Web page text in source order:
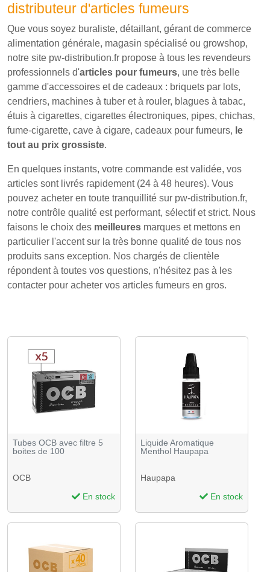
distributeur d'articles fumeurs
Que vous soyez buraliste, détaillant, gérant de commerce
alimentation générale, magasin spécialisé ou growshop,
notre site pw-distribution.fr propose à tous les revendeurs
professionnels d'articles pour fumeurs, une très belle
gamme d'accessoires et de cadeaux : briquets par lots,
cendriers, machines à tuber et à rouler, blagues à tabac,
étuis à cigarettes, cigarettes électroniques, pipes, chichas,
fume-cigarette, cave à cigare, cadeaux pour fumeurs, le
tout au prix grossiste.
En quelques instants, votre commande est validée, vos
articles sont livrés rapidement (24 à 48 heures). Vous
pouvez acheter en toute tranquillité sur pw-distribution.fr,
notre contrôle qualité est performant, sélectif et strict. Nous
faisons le choix des meilleures marques et mettons en
particulier l'accent sur la très bonne qualité de tous nos
produits sans exception. Nos chargés de clientèle
répondent à toutes vos questions, n'hésitez pas à les
contacter pour acheter vos articles fumeurs en gros.
Tubes OCB avec filtre 5
boites de 100
OCB
En stock
Liquide Aromatique
Menthol Haupapa
Haupapa
En stock